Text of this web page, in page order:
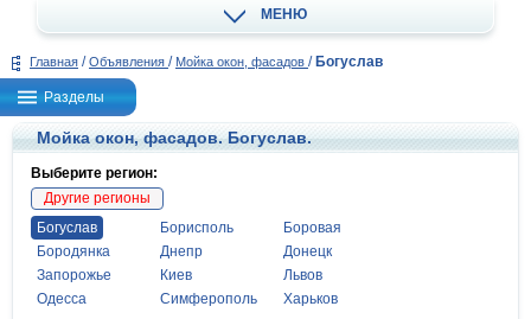
МЕНЮ
Главная / Объявления / Мойка окон, фасадов / Богуслав
Разделы
Мойка окон, фасадов. Богуслав.
Выберите регион:
Другие регионы
Богуслав
Борисполь
Боровая
Бородянка
Днепр
Донецк
Запорожье
Киев
Львов
Одесса
Симферополь Харьков